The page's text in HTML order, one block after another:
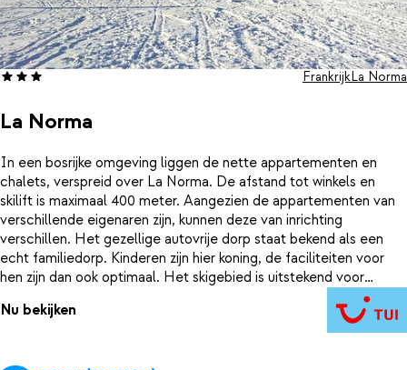
La Norma
FrankrijkLa Norma
In een bosrijke omgeving liggen de nette appartementen en
chalets, verspreid over La Norma. De afstand tot winkels en
skilift is maximaal 400 meter. Aangezien de appartementen van
verschillende eigenaren zijn, kunnen deze van inrichting
verschillen. Het gezellige autovrije dorp staat bekend als een
echt familiedorp. Kinderen zijn hier koning, de faciliteiten voor
hen zijn dan ook optimaal. Het skigebied is uitstekend voor
beginners. Wil je echter meer, dan kun je de skipas uitbreiden
met de Eski-Mo pas, die je toegang geeft tot 4 omringende
Nu bekijken